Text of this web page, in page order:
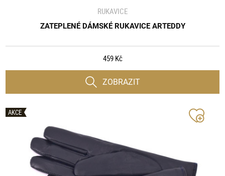
RUKAVICE
ZATEPLENÉ DÁMSKÉ RUKAVICE ARTEDDY
459 Kč
ZOBRAZIT
AKCE